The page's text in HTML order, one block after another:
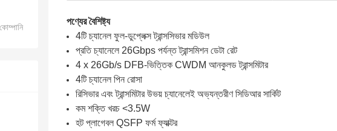
পণ্যের বৈশিষ্ট্য
4টি চ্যানেল ফুল-ডুপ্লেক্স ট্রান্সসিভার মডিউল
প্রতি চ্যানেলে 26Gbps পর্যন্ত ট্রান্সমিশন ডেটা রেট
4 x 26Gb/s DFB-ভিত্তিক CWDM আনকুলড ট্রান্সমিটার
4টি চ্যানেল পিন রোসা
রিসিভার এবং ট্রান্সমিটার উভয় চ্যানেলেই অভ্যন্তরীণ সিডিআর সার্কিট
কম শক্তি খরচ <3.5W
হট প্লাগেবল QSFP ফর্ম ফ্যাক্টর